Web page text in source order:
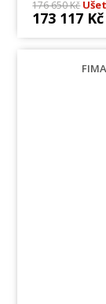
176 650 Kč
173 117 Kč